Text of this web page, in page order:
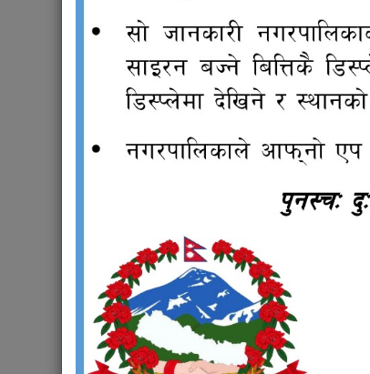
Designation:
वडा सदस्य
Phone: 9841917218
वडा नं १५
राजपत्र
नगर प्रहरी सेवाको लागि प्रतियोगितात्मक